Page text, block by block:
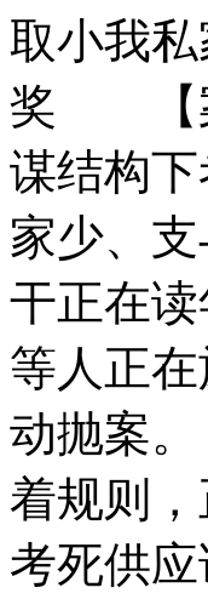
取小我私
奖 【案
谋结构
家少、
干正在
等人正
动抛案
着规则
考死供